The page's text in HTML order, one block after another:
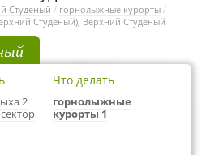
Студеный / горнолыжные курорты /
Студеный), Верхний Студеный
2
Что делать
горнолыжные
курорты 1